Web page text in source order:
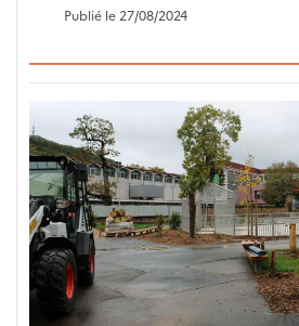
Publié le 27/08/2024